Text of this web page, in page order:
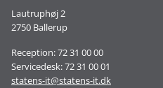
Lautruphøj 2
2750 Ballerup
Reception: 72 31 00 00
Servicedesk: 72 31 00 01
statens-it@statens-it.dk